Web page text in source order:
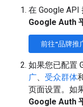
在 Google API
Google Auth
前往“品牌推
如果您已配置
广、 受众群体
页面设置。如
Google Auth